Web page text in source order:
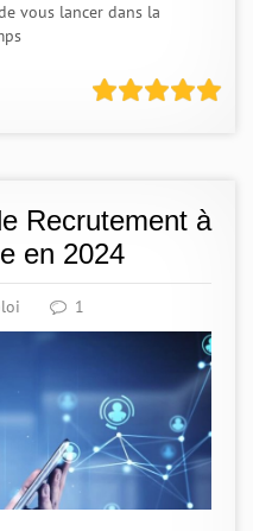
vous lancer dans la
Recrutement à
en 2024
1